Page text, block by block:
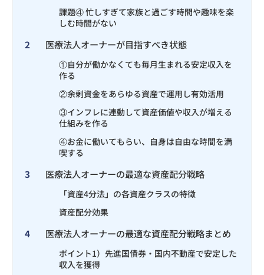
課題④ 忙しすぎて家族と過ごす時間や趣味を楽
しむ時間がない
2 医療法人オーナーが目指すべき状態
①自分が働かなくても毎月生まれる安定収入を
作る
②余剰資金をあらゆる資産で運用し有効活用
③インフレに連動して資産価値や収入が増える
仕組みを作る
④お金に働いてもらい、自身は自由な時間を満
喫する
3 医療法人オーナーの最適な資産配分戦略
「資産4分法」の各資産クラスの特徴
資産配分効果
4 医療法人オーナーの最適な資産配分戦略まとめ
ポイント1）先進国債券・国内不動産で安定した
収入を獲得